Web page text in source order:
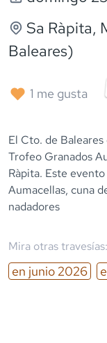
Sa Ràpita,
Baleares)
1 me gusta
El Cto. de
Trofeo Granados
Ràpita. Este
Aumacellas, cuna
nadadores
Mira otras travesías:
en junio 2026